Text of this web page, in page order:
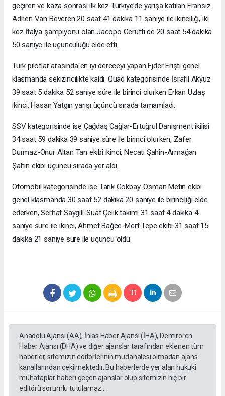
geçiren ve kaza sonrası ilk kez Türkiye’de yarışa katılan Fransız
Adrien Van Beveren 20 saat 41 dakika 11 saniye ile ikinciliği, iki
kez İtalya şampiyonu olan Jacopo Cerutti de 20 saat 54 dakika
50 saniye ile üçüncülüğü elde etti.
Türk pilotlar arasında en iyi dereceyi yapan Ejder Erişti genel
klasmanda sekizincilikte kaldı. Quad kategorisinde İsrafil Akyüz
39 saat 5 dakika 52 saniye süre ile birinci olurken Erkan Uzlaş
ikinci, Hasan Yatgın yarışı üçüncü sırada tamamladı.
SSV kategorisinde ise Çağdaş Çağlar-Ertuğrul Danişment ikilisi
34 saat 59 dakika 39 saniye süre ile birinci olurken, Zafer
Durmaz-Onur Altan Tan ekibi ikinci, Necati Şahin-Armağan
Şahin ekibi üçüncü sırada yer aldı.
Otomobil kategorisinde ise Tarık Gökbay-Osman Metin ekibi
genel klasmanda 30 saat 52 dakika 20 saniye ile birinciliği elde
ederken, Serhat Saygılı-Suat Çelik takımı 31 saat 4 dakika 4
saniye süre ile ikinci, Ahmet Bağce-Mert Tepe ekibi 31 saat 15
dakika 21 saniye süre ile üçüncü oldu.
Anadolu Ajansı (AA), İhlas Haber Ajansı (İHA), Demirören
Haber Ajansı (DHA) ve diğer ajanslar tarafından eklenen tüm
haberler, sitemizin editörlerinin müdahalesi olmadan ajans
kanallarından çekilmektedir. Bu haberlerde yer alan hukuki
muhataplar haberi geçen ajanslar olup sitemizin hiç bir
editörü sorumlu tutulamaz...